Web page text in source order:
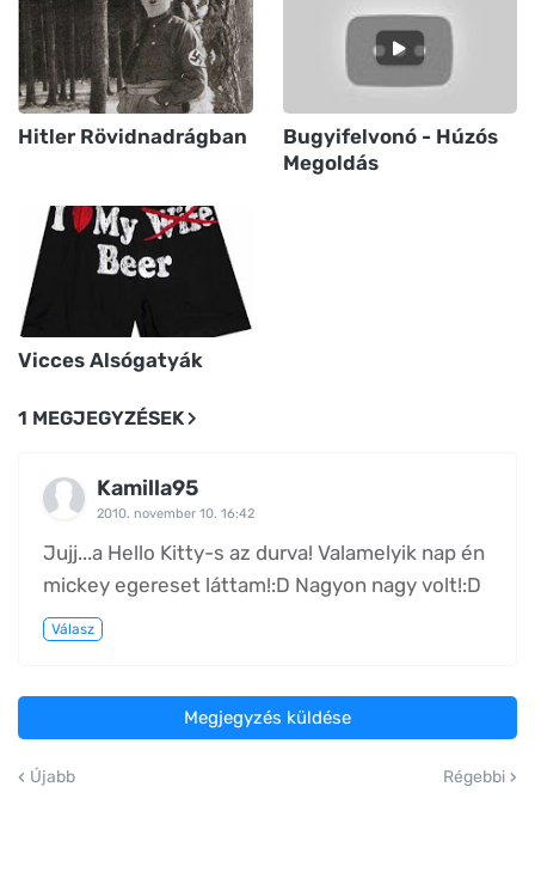
Hitler Rövidnadrágban
Bugyifelvonó - Húzós
Megoldás
Vicces Alsógatyák
1 MEGJEGYZÉSEK
Kamilla95
2010. november 10. 16:42
Jujj...a Hello Kitty-s az durva! Valamelyik nap én
mickey egereset láttam!:D Nagyon nagy volt!:D
Válasz
Megjegyzés küldése
Újabb Régebbi